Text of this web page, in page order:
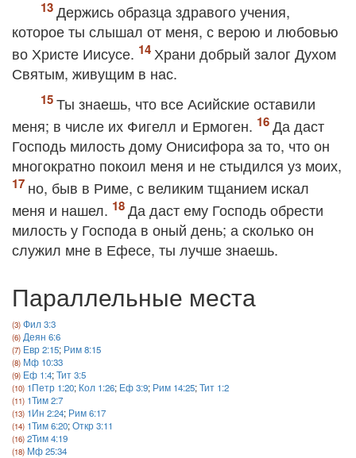
Держись образца здравого учения,
которое ты слышал от меня, с верою и любовью
во Христе Иисусе.
Храни добрый залог Духом
Святым, живущим в нас.
Ты знаешь, что все Асийские оставили
меня; в числе их Фигелл и Ермоген.
Да даст
Господь милость дому Онисифора за то, что он
многократно покоил меня и не стыдился уз моих,
но, быв в Риме, с великим тщанием искал
меня и нашел.
Да даст ему Господь обрести
милость у Господа в оный день; а сколько он
служил мне в Ефесе, ты лучше знаешь.
Параллельные места
Фил 3:3
Деян 6:6
Евр 2:15; Рим 8:15
Мф 10:33
Еф 1:4;Тит 3:5
1Петр 1:20; Кол 1:26; Еф 3:9; Рим 14:25;Тит 1:2
1Тим 2:7
1Ин 2:24; Рим 6:17
1Тим 6:20;Откр 3:11
2Тим 4:19
Мф 25:34